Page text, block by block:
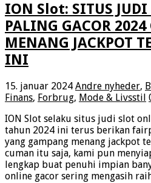
ION Slot: SITUS JUDI
PALING GACOR
MENANG JACKPOT
INI
15. januar 2024 Andre nyheder,
Finans, Forbrug, Mode & Livsstil
ION Slot selaku situs judi slot
tahun 2024 ini terus berikan
yang gampang menang jackpot
cuman itu saja, kami pun
lengkap buat penuhi impian
online gacor sering mengasih